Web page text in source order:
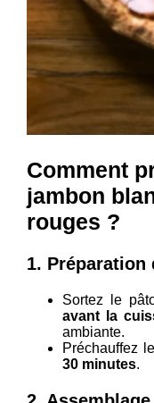
Comment
jambon
rouges ?
1. Préparation
Sortez le
avant la
ambiante.
Préchauffez
30 minutes.